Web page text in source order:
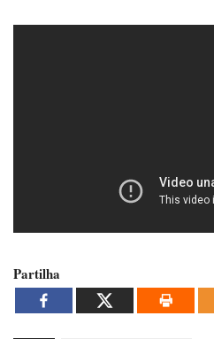
Partilha